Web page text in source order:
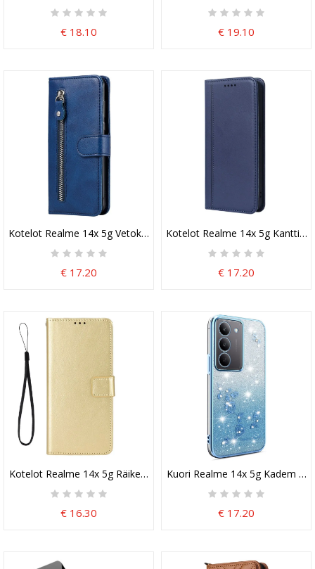
€ 18.10 € 19.10
Kotelot Realme 14x 5g Vetoketjullinen Pussukka
€ 17.20
Kotelot Realme 14x 5g
€ 17.20
Kotelot Realme 14x 5g Räikeä Keinonahka
€ 16.30
Kuori Realme 14x 5g Kadem
€ 17.20